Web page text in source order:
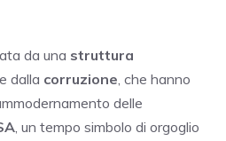
da una struttura
e dalla corruzione, che hanno
delle
, un tempo simbolo di orgoglio